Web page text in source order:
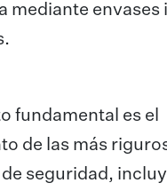
mediante envases
fundamental es el
de las más
seguridad,